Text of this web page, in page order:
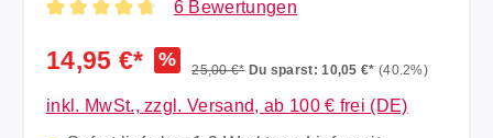
6 Bewertungen
14,95 €* % 25,00 €* Du sparst: 10,05 €* (40.2%)
inkl. MwSt., zzgl. Versand, ab 100 € frei (DE)